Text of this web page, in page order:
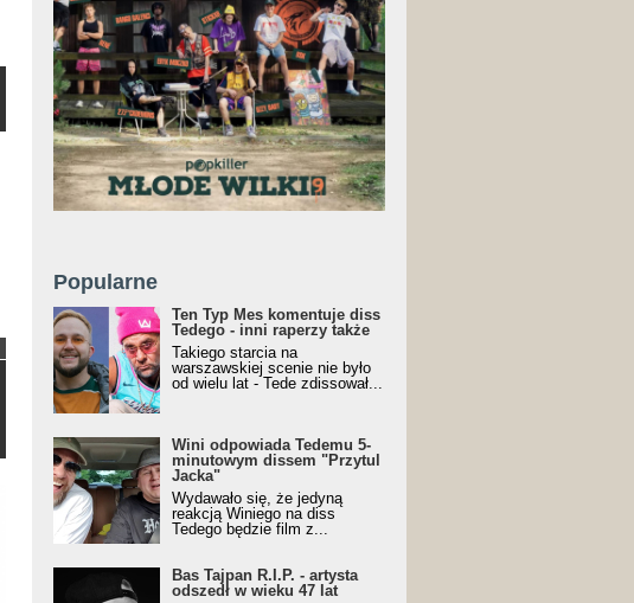
Popularne
Ten Typ Mes komentuje diss
Tedego - inni raperzy także
Takiego starcia na
warszawskiej scenie nie było
od wielu lat - Tede zdissował...
Wini odpowiada Tedemu 5-
minutowym dissem "Przytul
Jacka"
Wydawało się, że jedyną
reakcją Winiego na diss
Tedego będzie film z...
Bas Tajpan R.I.P. - artysta
odszedł w wieku 47 lat